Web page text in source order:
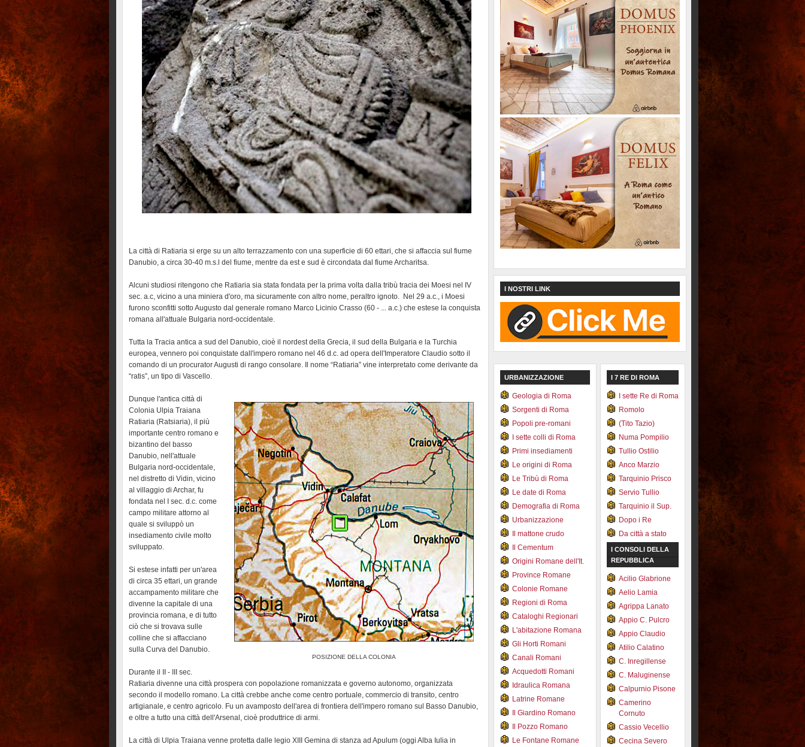
La città di Ratiaria si erge su un alto terrazzamento con una superficie di 60 ettari, che si affaccia sul fiume
Danubio, a circa 30-40 m.s.l del fiume, mentre da est e sud è circondata dal fiume Archaritsa.
Alcuni studiosi ritengono che Ratiaria sia stata fondata per la prima volta dalla tribù tracia dei Moesi nel IV
sec. a.c, vicino a una miniera d'oro, ma sicuramente con altro nome, peraltro ignoto. Nel 29 a.c., i Moesi
furono sconfitti sotto Augusto dal generale romano Marco Licinio Crasso (60 - ... a.c.) che estese la conquista
romana all'attuale Bulgaria nord-occidentale.
Tutta la Tracia antica a sud del Danubio, cioè il nordest della Grecia, il sud della Bulgaria e la Turchia
europea, vennero poi conquistate dall'impero romano nel 46 d.c. ad opera dell'Imperatore Claudio sotto il
comando di un procurator Augusti di rango consolare. Il nome “Ratiaria” vine interpretato come derivante da
“ratis”, un tipo di Vascello.
POSIZIONE DELLA COLONIA
Dunque l'antica città di
Colonia Ulpia Traiana
Ratiaria (Ratsiaria), il più
importante centro romano e
bizantino del basso
Danubio, nell'attuale
Bulgaria nord-occidentale,
nel distretto di Vidin, vicino
al villaggio di Archar, fu
fondata nel I sec. d.c. come
campo militare attorno al
quale si sviluppò un
insediamento civile molto
sviluppato.
Si estese infatti per un'area
di circa 35 ettari, un grande
accampamento militare che
divenne la capitale di una
provincia romana, e di tutto
ciò che si trovava sulle
colline che si affacciano
sulla Curva del Danubio.
Durante il II - III sec.
Ratiaria divenne una città prospera con popolazione romanizzata e governo autonomo, organizzata
secondo il modello romano. La città crebbe anche come centro portuale, commercio di transito, centro
artigianale, e centro agricolo. Fu un avamposto dell'area di frontiera dell'impero romano sul Basso Danubio,
e oltre a tutto una città dell'Arsenal, cioè produttrice di armi.
La città di Ulpia Traiana venne protetta dalle legio XIII Gemina di stanza ad Apulum (oggi Alba Iulia in
I NOSTRI LINK
URBANIZZAZIONE
Geologia di Roma
Sorgenti di Roma
Popoli pre-romani
I sette colli di Roma
Primi insediamenti
Le origini di Roma
Le Tribù di Roma
Le date di Roma
Demografia di Roma
Urbanizzazione
Il mattone crudo
Il Cementum
Origini Romane dell'It.
Province Romane
Colonie Romane
Regioni di Roma
Cataloghi Regionari
L'abitazione Romana
Gli Horti Romani
Canali Romani
Acquedotti Romani
Idraulica Romana
Latrine Romane
Il Giardino Romano
Il Pozzo Romano
Le Fontane Romane
I 7 RE DI ROMA
I sette Re di Roma
Romolo
(Tito Tazio)
Numa Pompilio
Tullio Ostilio
Anco Marzio
Tarquinio Prisco
Servio Tullio
Tarquinio il Sup.
Dopo i Re
Da città a stato
I CONSOLI DELLA
REPUBBLICA
Acilio Glabrione
Aelio Lamia
Agrippa Lanato
Appio C. Pulcro
Appio Claudio
Atilio Calatino
C. Inregillense
C. Maluginense
Calpurnio Pisone
Camerino
Cornuto
Cassio Vecellio
Cecina Severo